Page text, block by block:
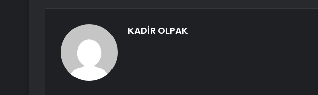
KADİR OLPAK